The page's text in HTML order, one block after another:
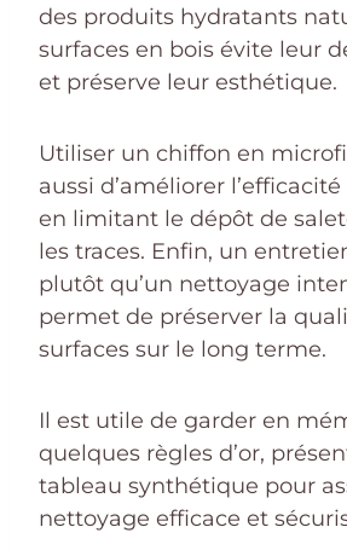
des produits hydratants
surfaces en bois évite leur
et préserve leur esthétique.
Utiliser un chiffon en
aussi d’améliorer
en limitant le dépôt de
les traces. Enfin, un
plutôt qu’un nettoyage
permet de préserver la
surfaces sur le long terme.
Il est utile de garder en
quelques règles d’or,
tableau synthétique pour
nettoyage efficace et